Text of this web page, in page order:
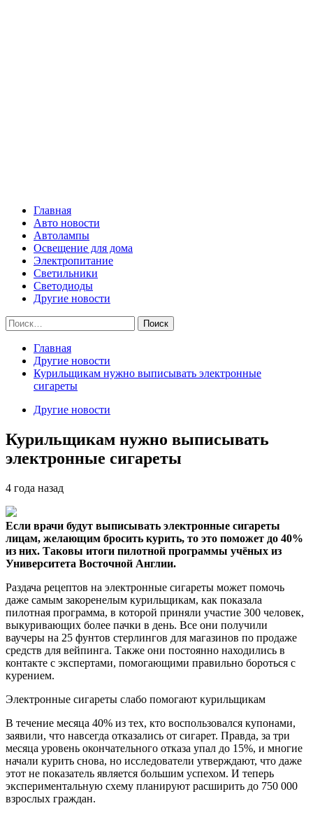
Главная
Авто новости
Автолампы
Освещение для дома
Электропитание
Светильники
Светодиоды
Другие новости
Найти:
Главная
Другие новости
Курильщикам нужно выписывать электронные
сигареты
Другие новости
Курильщикам нужно выписывать
электронные сигареты
4 года назад
Если врачи будут выписывать электронные сигареты
лицам, желающим бросить курить, то это поможет до 40%
из них. Таковы итоги пилотной программы учёных из
Университета Восточной Англии.
Раздача рецептов на электронные сигареты может помочь
даже самым закоренелым курильщикам, как показала
пилотная программа, в которой приняли участие 300 человек,
выкуривающих более пачки в день. Все они получили
ваучеры на 25 фунтов стерлингов для магазинов по продаже
средств для вейпинга. Также они постоянно находились в
контакте с экспертами, помогающими правильно бороться с
курением.
Электронные сигареты слабо помогают курильщикам
В течение месяца 40% из тех, кто воспользовался купонами,
заявили, что навсегда отказались от сигарет. Правда, за три
месяца уровень окончательного отказа упал до 15%, и многие
начали курить снова, но исследователи утверждают, что даже
этот не показатель является большим успехом. И теперь
экспериментальную схему планируют расширить до 750 000
взрослых граждан.